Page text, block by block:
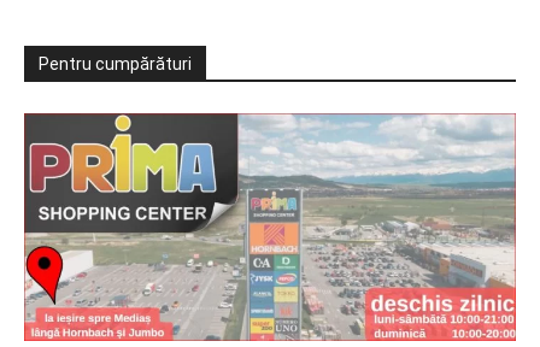
Pentru cumpărături